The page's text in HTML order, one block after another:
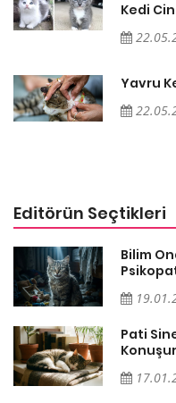
Kedi
Yavru
Editörün Seçtikleri
Bilim
Pati